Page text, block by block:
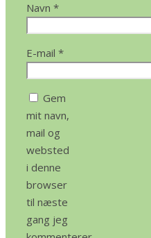
Navn *
E-mail *
Gem
mit navn,
mail og
websted
i denne
browser
til næste
gang jeg